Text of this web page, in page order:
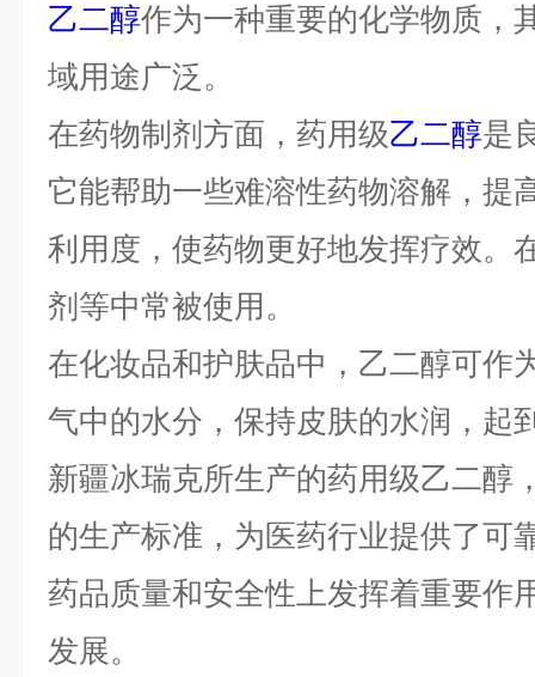
乙二醇作为一种重要的化学物质，
域用途广泛。
在药物制剂方面，药用级乙二醇是
它能帮助一些难溶性药物溶解，提
利用度，使药物更好地发挥疗效。
剂等中常被使用。
在化妆品和护肤品中，乙二醇可作
气中的水分，保持皮肤的水润，起
新疆冰瑞克所生产的药用级乙二醇
的生产标准，为医药行业提供了可
药品质量和安全性上发挥着重要作
发展。